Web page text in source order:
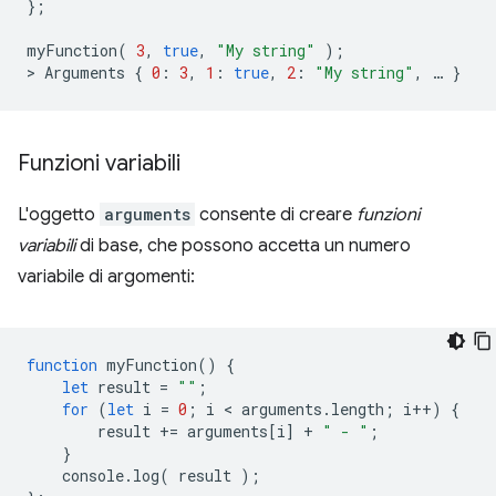
};
myFunction( 3, true, "My string"
);
> Arguments { 0 : 3, 1 : true, 2 : "My string" , … }
Funzioni variabili
L'oggetto arguments consente di creare funzioni
variabilidi base, che possono accetta un numero
variabile di argomenti:
function myFunction()
{
let result = "" ;
for (let i = 0 ; i < arguments . length ; i++)
{
result += arguments[i] + " - " ;
}
console. log( result );